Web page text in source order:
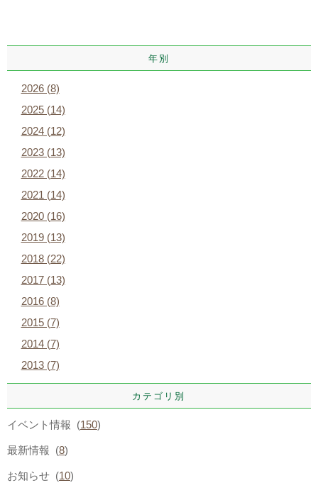
年別
2026 (8)
2025 (14)
2024 (12)
2023 (13)
2022 (14)
2021 (14)
2020 (16)
2019 (13)
2018 (22)
2017 (13)
2016 (8)
2015 (7)
2014 (7)
2013 (7)
カテゴリ別
イベント情報 (150)
最新情報 (8)
お知らせ (10)